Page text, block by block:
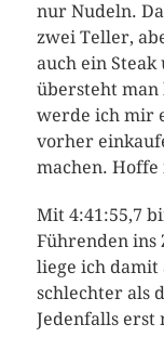
nur Nudeln.
zwei Teller,
auch ein Steak
übersteht man
werde ich mir
vorher
machen. Hoffe
Mit 4:41:55,7
Führenden ins
liege ich damit
schlechter als
Jedenfalls erst